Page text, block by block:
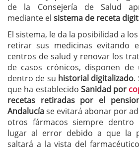
de la Consejería de Salud
mediante el sistema de receta
El sistema, le da la posibilidad a
retirar sus medicinas evitando
centros de salud y renovar los
de casos crónicos, disponen
dentro de su historial digitalizado.
que ha establecido Sanidad por
recetas retiradas por el
Andalucíase evitará abonar por
otros fármacos siempre
lugar al error debido a que la
saltará a la vista del